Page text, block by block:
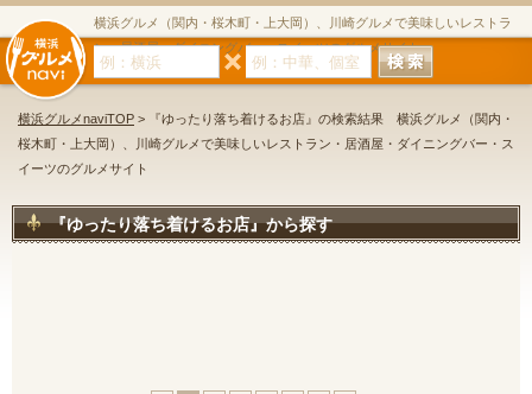
横浜グルメ（関内・桜木町・上大岡）、川崎グルメで美味しいレストラ
ン・居酒屋・ダイニングバー・スイーツのグルメサイト
横浜グルメnaviTOP > 『ゆったり落ち着けるお店』の検索結果 横浜グルメ（関内・
桜木町・上大岡）、川崎グルメで美味しいレストラン・居酒屋・ダイニングバー・ス
イーツのグルメサイト
『ゆったり落ち着けるお店』から探す